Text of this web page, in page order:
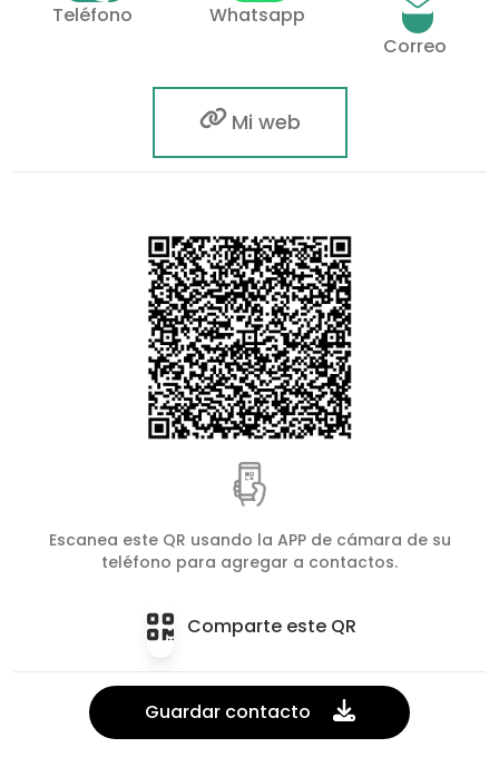
Teléfono
Whatsapp
Correo
Mi web
Escanea este QR usando la APP de cámara de su
teléfono para agregar a contactos.
Comparte este QR
Guardar contacto